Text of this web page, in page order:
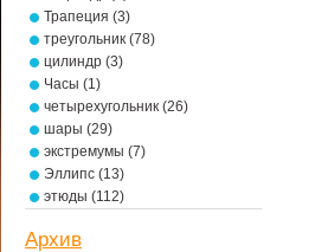
Трапеция (3)
треугольник (78)
цилиндр (3)
Часы (1)
четырехугольник (26)
шары (29)
экстремумы (7)
Эллипс (13)
этюды (112)
Архив